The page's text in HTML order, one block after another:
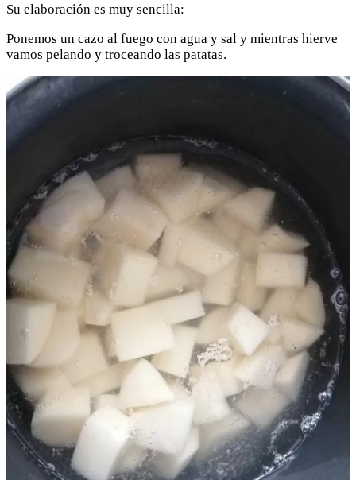
Su elaboración es muy sencilla:
Ponemos un cazo al fuego con agua y sal y mientras hierve
vamos pelando y troceando las patatas.